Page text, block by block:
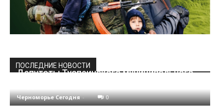
ПОСЛЕДНИЕ НОВОСТИ
Депутаты Туапсинского муниципального
Черноморье Сегодня - 0